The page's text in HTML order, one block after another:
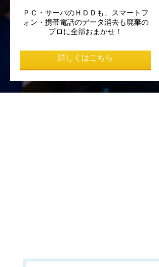
ＰＣ・サーバのＨＤＤも、スマートフ
ォン・携帯電話のデータ消去も廃棄の
プロに全部おまかせ！
詳しくはこちら